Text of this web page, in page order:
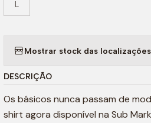
L
Mostrar stock das localizações
DESCRIÇÃO
Os básicos nunca passam de
shirt agora disponível na Sub